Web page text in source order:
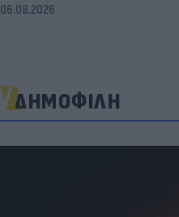
06.08.2026
ΔΗΜΟΦΙΛΗ